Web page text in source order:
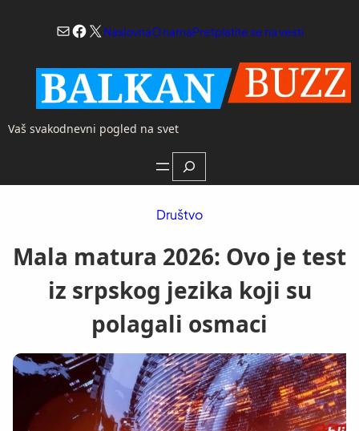
Mail
Facebook
X NaslovnaO namaPretplatite se na vesti
Vaš svakodnevni pogled na svet
Search
Društvo
Mala matura 2026: Ovo je test
iz srpskog jezika koji su
polagali osmaci